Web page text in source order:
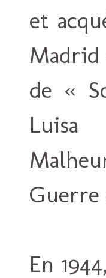
et
de «
Guerre
En